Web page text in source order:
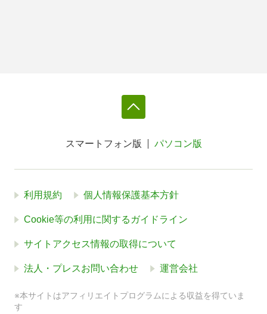
スマートフォン版 パソコン版
利用規約 個人情報保護基本方針
Cookie等の利用に関するガイドライン
サイトアクセス情報の取得について
法人・プレスお問い合わせ 運営会社
※本サイトはアフィリエイトプログラムによる収益を得ていま
す